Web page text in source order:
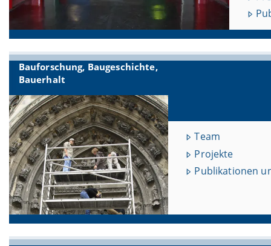
Bauforschung, Baugeschichte,
Bauerhalt
Team
Projekte
Publikationen